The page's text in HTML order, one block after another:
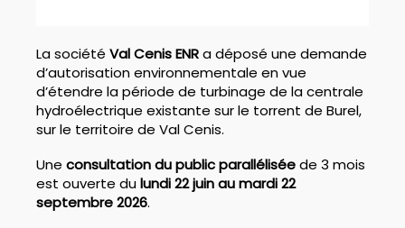
La société Val Cenis ENRa déposé une demande
d’autorisation environnementale en vue
d’étendre la période de turbinage de la centrale
hydroélectrique existante sur le torrent de Burel,
sur le territoire de Val Cenis.
Une consultation du public paralléliséede 3 mois
est ouverte dulundi 22 juin au mardi 22
septembre 2026.